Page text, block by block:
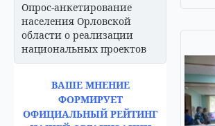
Опрос-анкетирование
населения Орловской
области о реализации
национальных проектов
ВАШЕ МНЕНИЕ
ФОРМИРУЕТ
ОФИЦИАЛЬНЫЙ РЕЙТИНГ